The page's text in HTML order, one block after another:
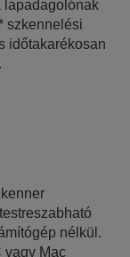
lapadagolónak
szkennelési
időtakarékosan
nélkül.
vagy Mac